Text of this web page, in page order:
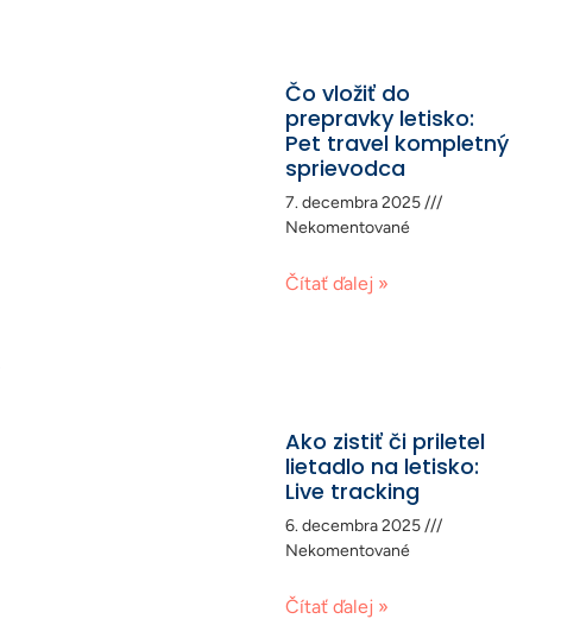
Čo vložiť do
prepravky letisko:
Pet travel kompletný
sprievodca
7. decembra 2025
Nekomentované
Čítať ďalej »
Ako zistiť či priletel
lietadlo na letisko:
Live tracking
6. decembra 2025
Nekomentované
Čítať ďalej »